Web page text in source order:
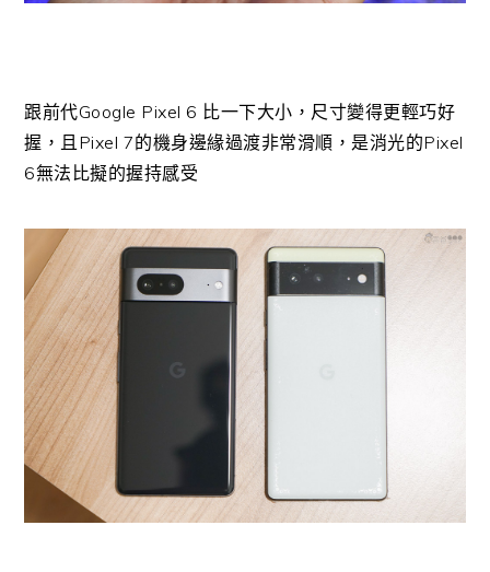
跟前代Google Pixel 6 比一下大小，尺寸變得更輕巧好
握，且Pixel 7的機身邊緣過渡非常滑順，是消光的Pixel
6無法比擬的握持感受